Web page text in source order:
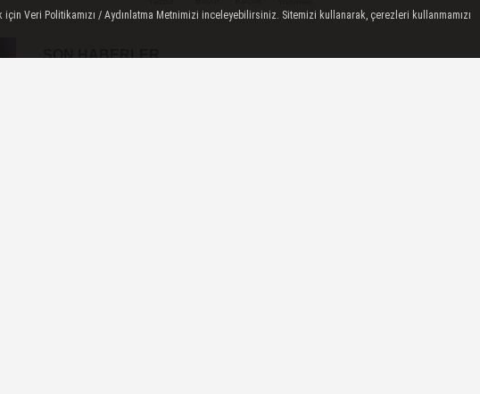
SON HABERLER
Veri Politikamızı / Aydınlatma Metnimizi inceleyebilirsiniz. Sitemizi kullanarak, çerezleri kullanmamızı